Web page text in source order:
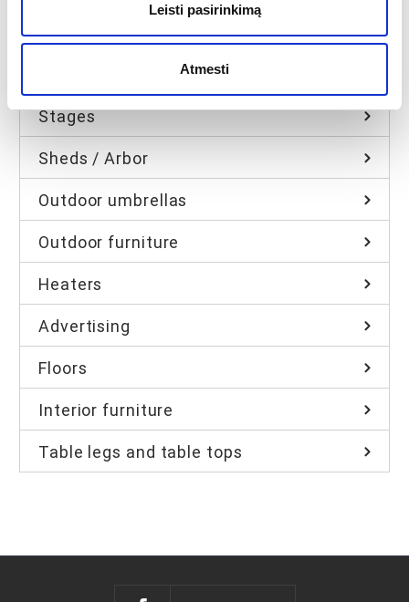
Leisti pasirinkimą
Atmesti
Star tent
Stages
Sheds / Arbor
Outdoor umbrellas
Outdoor furniture
Heaters
Advertising
Floors
Interior furniture
Table legs and table tops